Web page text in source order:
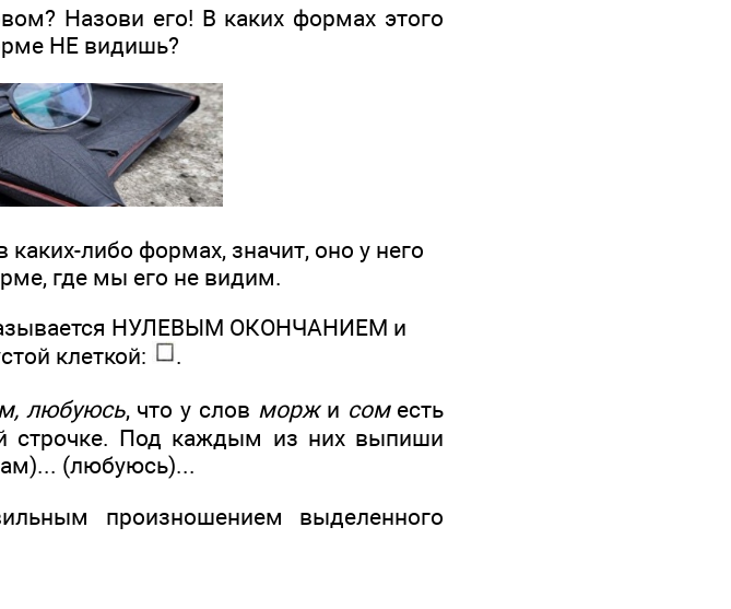
Назови его! В каких формах этого
НЕ видишь?
либо формах, значит, оно у него
где мы его не видим.
НУЛЕВЫМ ОКОНЧАНИЕМ и
клеткой:
.
любуюсь, что у слов моржи соместь
строчке. Под каждым из них выпиши
(любуюсь)...
произношением выделенного